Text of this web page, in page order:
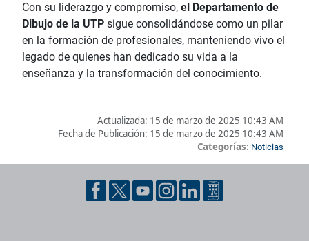
Con su liderazgo y compromiso, el Departamento de
Dibujo de la UTP sigue consolidándose como un pilar
en la formación de profesionales, manteniendo vivo el
legado de quienes han dedicado su vida a la
enseñanza y la transformación del conocimiento.
Actualizada: 15 de marzo de 2025 10:43 AM
Fecha de Publicación: 15 de marzo de 2025 10:43 AM
Categorías: Noticias
Pie de página con información de contacto, redes sociales y